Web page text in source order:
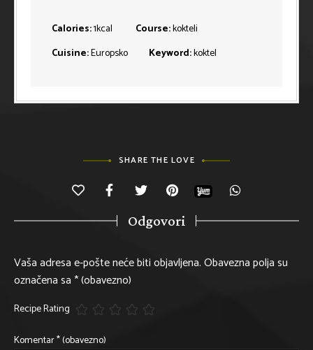
Calories:1kcal Course:kokteli
Cuisine:Europsko Keyword:koktel
SHARE THE LOVE
Odgovori
Vaša adresa e-pošte neće biti objavljena.Obavezna polja su
označena sa* (obavezno)
Recipe Rating
Komentar* (obavezno)